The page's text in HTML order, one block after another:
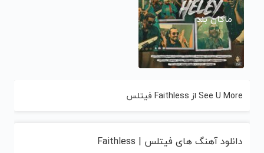
ماکان بند
See U More از Faithless فیتلس
دانلود آهنگ های فیتلس | Faithless